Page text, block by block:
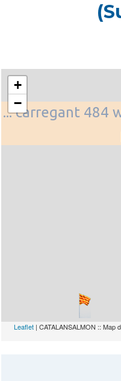
... carregant 484
+
−
Leaflet | CATALANSALMON :: Map